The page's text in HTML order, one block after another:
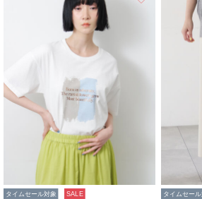
タイムセール対象 SALE タイムセール